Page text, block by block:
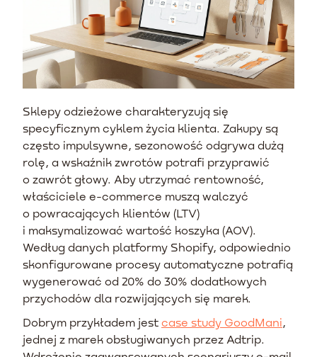
Sklepy odzieżowe charakteryzują się
specyficznym cyklem życia klienta. Zakupy są
często impulsywne, sezonowość odgrywa dużą
rolę, a wskaźnik zwrotów potrafi przyprawić
o zawrót głowy. Aby utrzymać rentowność,
właściciele e-commerce muszą walczyć
o powracających klientów (LTV)
i maksymalizować wartość koszyka (AOV).
Według danych platformy Shopify, odpowiednio
skonfigurowane procesy automatyczne potrafią
wygenerować od 20% do 30% dodatkowych
przychodów dla rozwijających się marek.
Dobrym przykładem jest case study GoodMani,
jednej z marek obsługiwanych przez Adtrip.